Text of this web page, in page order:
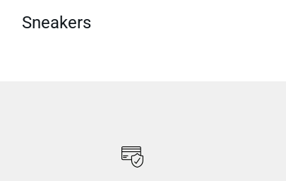
Sneakers